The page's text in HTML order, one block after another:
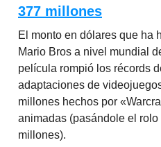
377 millones
El monto en dólares que ha
Mario Bros a nivel mundial
película rompió los récords
adaptaciones de
millones hechos por
animadas (pasándole el
millones).